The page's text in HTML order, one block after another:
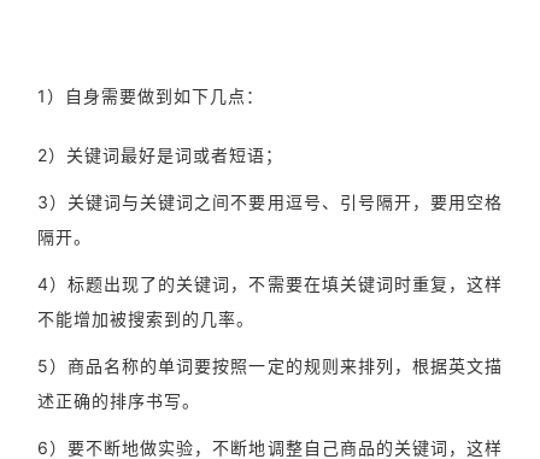
1）自身需要做到如下几点：
2）关键词最好是词或者短语；
3）关键词与关键词之间不要用逗号、引号隔开，要用空格
隔开。
4）标题出现了的关键词，不需要在填关键词时重复，这样
不能增加被搜索到的几率。
5）商品名称的单词要按照一定的规则来排列，根据英文描
述正确的排序书写。
6）要不断地做实验，不断地调整自己商品的关键词，这样